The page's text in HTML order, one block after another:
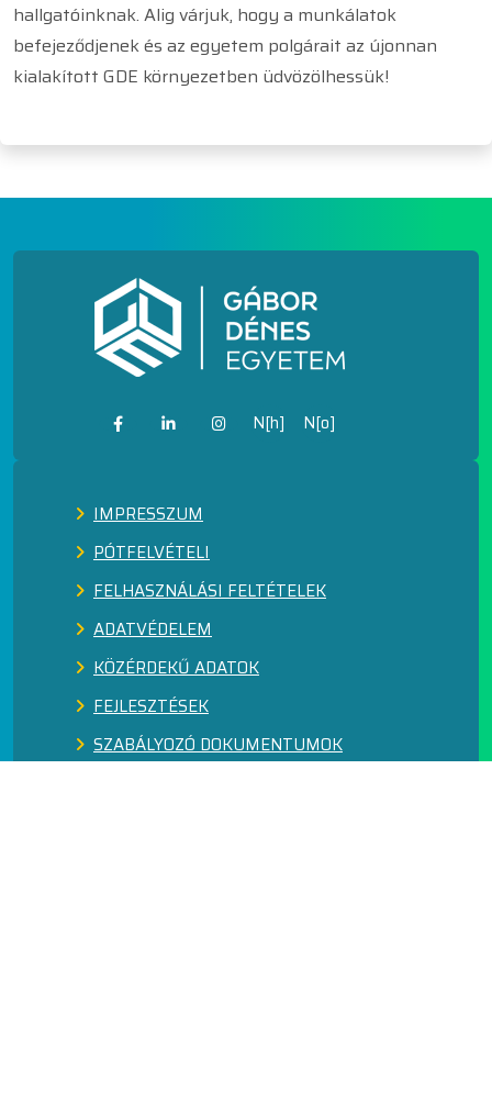
hallgatóinknak. Alig várjuk, hogy a munkálatok
befejeződjenek és az egyetem polgárait az újonnan
kialakított GDE környezetben üdvözölhessük!
N[h] N[o]
IMPRESSZUM
PÓTFELVÉTELI
FELHASZNÁLÁSI FELTÉTELEK
ADATVÉDELEM
KÖZÉRDEKŰ ADATOK
FEJLESZTÉSEK
SZABÁLYOZÓ DOKUMENTUMOK